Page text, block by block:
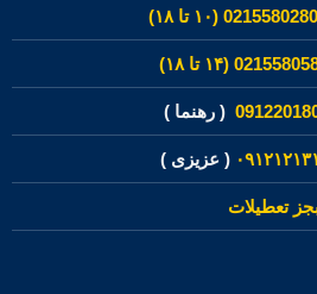
(۱۰ تا ۱۸)
(۱۴ تا ۱۸)
( رهنما )
( عزیزی )